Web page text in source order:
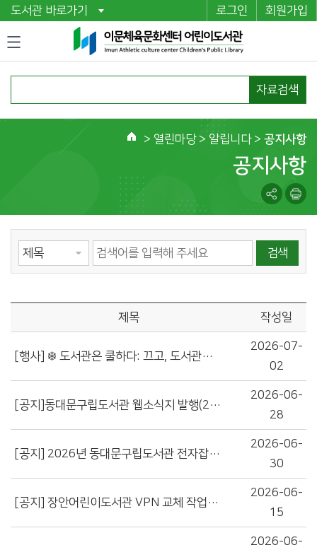
도서관 바로가기 로그인 회원가입
자료검색
홈
> 열린마당> 알립니다 > 공지사항
공지사항
검색
제목 작성일
[행사] ❄️ 도서관은 쿨하다: 끄고, 도서관으로(Off & Library)! 참여하고 선물 받자!
2026-07-
02
[공지]동대문구립도서관 웹소식지 발행(2026년 상반기호)
2026-06-
28
[공지] 2026년 동대문구립도서관 전자잡지 구독 서비스 신규 운영!
2026-06-
30
[공지] 장안어린이도서관 VPN 교체 작업에 따른 도서관 서비스 일시 중단 안내
2026-06-
15
2026-06-